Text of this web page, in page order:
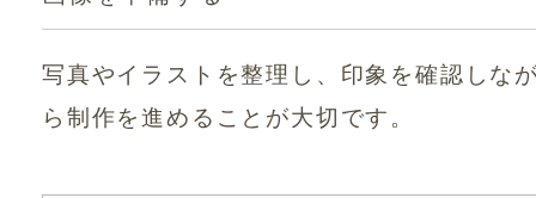
写真やイラストを整理し、印象を確認しな
ら制作を進めることが大切です。